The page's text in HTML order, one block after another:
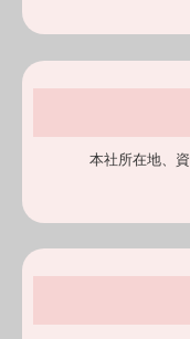
本社所在地、資